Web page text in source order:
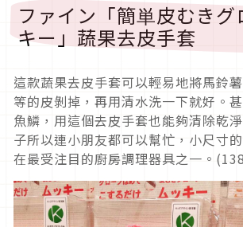
ファイン「簡単皮むき
キー」蔬果去皮手套
這款蔬果去皮手套可以輕易地將馬鈴
等的皮剝掉，再用清水洗一下就好。
魚鱗，用這個去皮手套也能夠清除乾
子所以連小朋友都可以幫忙，小尺寸
在最受注目的廚房調理器具之一。